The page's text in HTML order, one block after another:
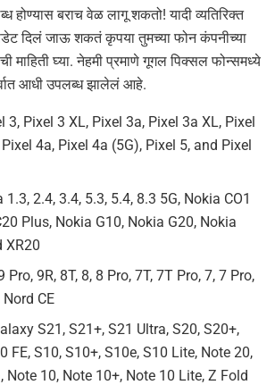
होण्यास बराच वेळ लागू शकतो! यादी व्यतिरिक्त
दिलं जाऊ शकतं कृपया तुमच्या फोन कंपनीच्या
माहिती घ्या. नेहमी प्रमाणे गूगल पिक्सल फोन्समध्ये
आधी उपलब्ध झालेलं आहे.
3, Pixel 3 XL, Pixel 3a, Pixel 3a XL, Pixel
4a, Pixel 4a (5G), Pixel 5, and Pixel
1.3, 2.4, 3.4, 5.3, 5.4, 8.3 5G, Nokia CO1
Plus, Nokia G10, Nokia G20, Nokia
XR20
Pro, 9R, 8T, 8, 8 Pro, 7T, 7T Pro, 7, 7 Pro,
CE
S21, S21+, S21 Ultra, S20, S20+,
FE, S10, S10+, S10e, S10 Lite, Note 20,
Note 10, Note 10+, Note 10 Lite, Z Fold